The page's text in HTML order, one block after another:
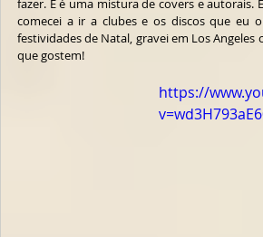
fazer. E é uma mistura de covers e
comecei a ir a clubes e os discos que eu
festividades de Natal, gravei em Los
que gostem!
https://